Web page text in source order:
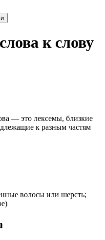
к слову
— это лексемы, близкие
к разным частям
волосы или шерсть;
)